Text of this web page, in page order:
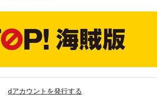
dアカウントを発行する